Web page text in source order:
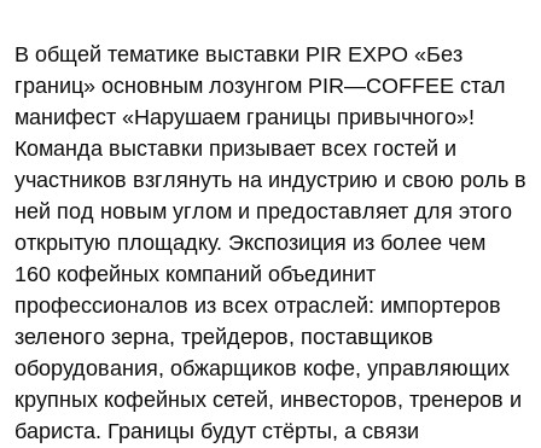
В общей тематике выставки PIR EXPO «Без
границ» основным лозунгом PIR—COFFEE стал
манифест «Нарушаем границы привычного»!
Команда выставки призывает всех гостей и
участников взглянуть на индустрию и свою роль в
ней под новым углом и предоставляет для этого
открытую площадку. Экспозиция из более чем
160 кофейных компаний объединит
профессионалов из всех отраслей: импортеров
зеленого зерна, трейдеров, поставщиков
оборудования, обжарщиков кофе, управляющих
крупных кофейных сетей, инвесторов, тренеров и
бариста. Границы будут стёрты, а связи